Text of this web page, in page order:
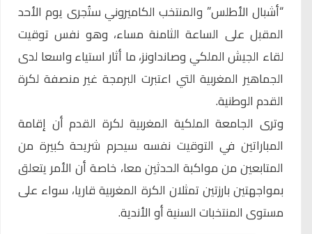
“أشبال الأطلس” والمنتخب الكاميروني ستُجرى يوم الأحد
المقبل على الساعة الثامنة مساء، وهو نفس توقيت
لقاء الجيش الملكي وصانداونز، ما أثار استياء واسعا لدى
الجماهير المغربية التي اعتبرت البرمجة غير منصفة لكرة
القدم الوطنية.
وترى الجامعة الملكية المغربية لكرة القدم أن إقامة
المباراتين في التوقيت نفسه سيحرم شريحة كبيرة من
المتابعين من مواكبة الحدثين معا، خاصة أن الأمر يتعلق
بمواجهتين بارزتين تمثلان الكرة المغربية قاريا، سواء على
مستوى المنتخبات السنية أو الأندية.